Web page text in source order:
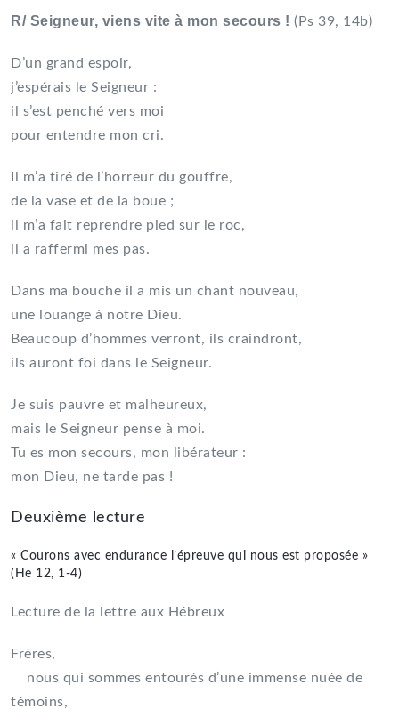
R/ Seigneur, viens vite à mon secours ! (Ps 39, 14b)
D’un grand espoir,
j’espérais le Seigneur :
il s’est penché vers moi
pour entendre mon cri.
Il m’a tiré de l’horreur du gouffre,
de la vase et de la boue ;
il m’a fait reprendre pied sur le roc,
il a raffermi mes pas.
Dans ma bouche il a mis un chant nouveau,
une louange à notre Dieu.
Beaucoup d’hommes verront, ils craindront,
ils auront foi dans le Seigneur.
Je suis pauvre et malheureux,
mais le Seigneur pense à moi.
Tu es mon secours, mon libérateur :
mon Dieu, ne tarde pas !
Deuxième lecture
« Courons avec endurance l’épreuve qui nous est proposée »
(He 12, 1-4)
Lecture de la lettre aux Hébreux
Frères,
nous qui sommes entourés d’une immense nuée de
témoins,